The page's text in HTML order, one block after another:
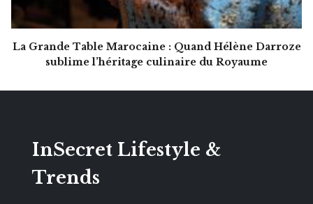
La Grande Table Marocaine : Quand Hélène Darroze
sublime l’héritage culinaire du Royaume
InSecret Lifestyle &
Trends